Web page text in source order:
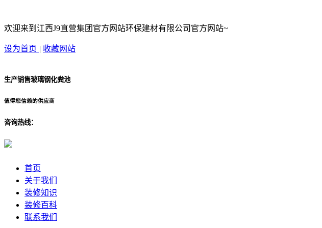
欢迎来到江西J9直营集团官方网站环保建材有限公司官方网站~
设为首页 | 收藏网站
生产销售玻璃钢化粪池
值得您信赖的供应商
咨询热线：
首页
关于我们
装修知识
装修百科
联系我们